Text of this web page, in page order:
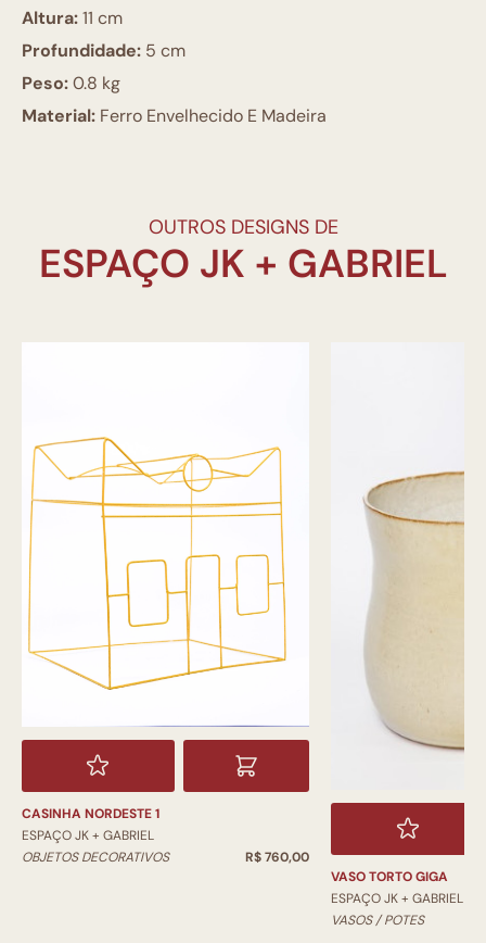
Altura:11 cm
Profundidade: 5 cm
Peso:0.8 kg
Material: Ferro Envelhecido E Madeira
OUTROS DESIGNS DE
CASINHA NORDESTE 1
ESPAÇO JK + GABRIEL
OBJETOS DECORATIVOS
R$ 760,00
VASO TORTO GIGA
ESPAÇO JK + GABRIEL
VASOS / POTES